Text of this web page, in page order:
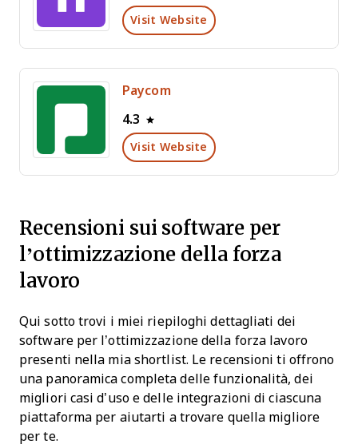
Visit Website
Paycom
4.3
Visit Website
Recensioni sui software per
l’ottimizzazione della forza
lavoro
Qui sotto trovi i miei riepiloghi dettagliati dei
software per l’ottimizzazione della forza lavoro
presenti nella mia shortlist. Le recensioni ti offrono
una panoramica completa delle funzionalità, dei
migliori casi d’uso e delle integrazioni di ciascuna
piattaforma per aiutarti a trovare quella migliore
per te.